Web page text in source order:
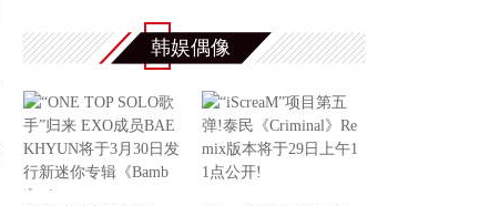
赵芮曝全新写真 笑靥如花展现十足冻龄魅力
韩娱偶像